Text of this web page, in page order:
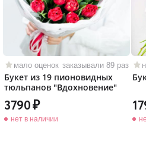
мало оценок заказывали 89 раз
Букет из 19 пионовидных
тюльпанов "Вдохновение"
3790
нет в наличии